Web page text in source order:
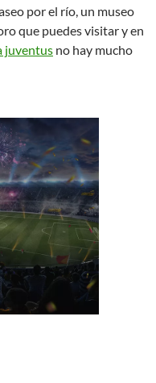
por el río, un museo
que puedes visitar y en
juventus no hay mucho